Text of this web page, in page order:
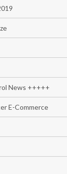
News +++++
E-Commerce